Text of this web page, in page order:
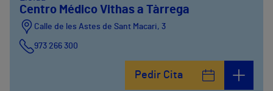
Centro Médico Vithas a Tàrrega
Calle de les Astes de Sant Macari, 3
973 266 300
Pedir Cita